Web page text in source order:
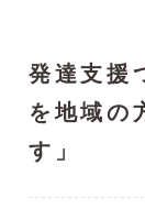
発達支援
を地域の
す」